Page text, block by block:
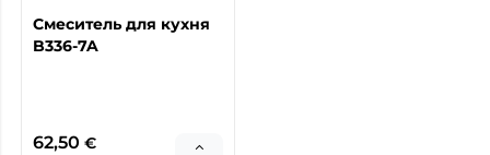
Смеситель для кухня
B336-7A
62,50 €